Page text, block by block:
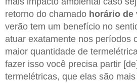
retorno do chamado horário de
verão tem um benefício no
atuar exatamente nos períodos
maior quantidade de
fazer isso você precisa partir
termelétricas, que elas são